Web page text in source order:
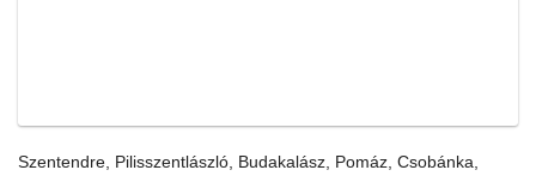
Szentendre, Pilisszentlászló, Budakalász, Pomáz, Csobánka,